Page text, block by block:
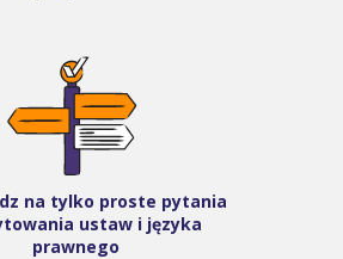
na tylko proste pytania
ustaw i języka
prawnego